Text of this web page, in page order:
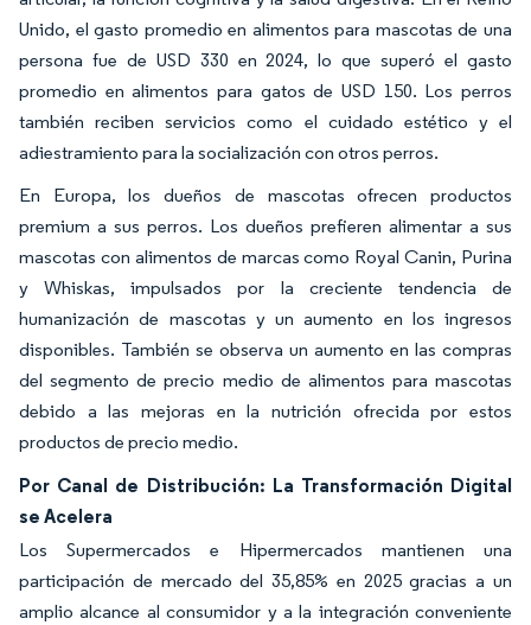
Unido, el gasto promedio en alimentos para mascotas de una
persona fue de USD 330 en 2024, lo que superó el gasto
promedio en alimentos para gatos de USD 150. Los perros
también reciben servicios como el cuidado estético y el
adiestramiento para la socialización con otros perros.
En Europa, los dueños de mascotas ofrecen productos
premium a sus perros. Los dueños prefieren alimentar a sus
mascotas con alimentos de marcas como Royal Canin, Purina
y Whiskas, impulsados por la creciente tendencia de
humanización de mascotas y un aumento en los ingresos
disponibles. También se observa un aumento en las compras
del segmento de precio medio de alimentos para mascotas
debido a las mejoras en la nutrición ofrecida por estos
productos de precio medio.
Por Canal de Distribución: La Transformación Digital
se Acelera
Los Supermercados e Hipermercados mantienen una
participación de mercado del 35,85% en 2025 gracias a un
amplio alcance al consumidor y a la integración conveniente